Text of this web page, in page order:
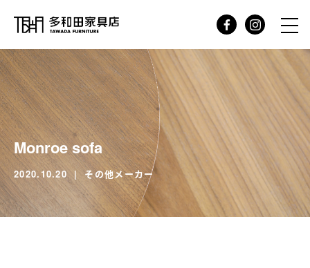
Monroe sofa
2020.10.20 その他メーカー